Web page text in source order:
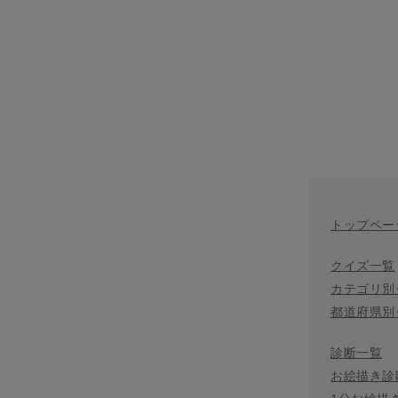
トップペー
クイズ一覧
カテゴリ
都道府県
診断一覧
お絵描き